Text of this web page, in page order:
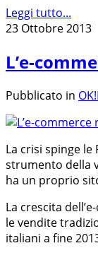
Leggi tutto...
23 Ottobre 2013
L’e-
Pubblicato in
La crisi spinge
strumento della
ha un proprio
La crescita
le vendite
italiani a fine